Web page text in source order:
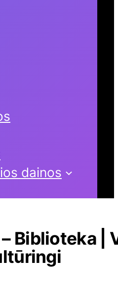
dainos
Biblioteka |